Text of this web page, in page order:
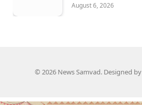
August 6, 2026
© 2026 News Samvad. Designed by